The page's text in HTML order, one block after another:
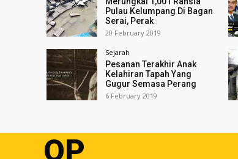
Pulau Kelumpang Di Bagan
Serai, Perak
20 February 2019
Sejarah
Pesanan Terakhir Anak
Kelahiran Tapah Yang
Gugur Semasa Perang
6 February 2019
OP